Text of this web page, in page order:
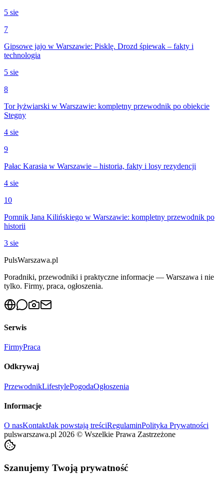
5 sie
7
Gipsowe jajo w Warszawie: Pisklę. Drozd śpiewak – fakty i
technologia
5 sie
8
Tor łyżwiarski w Warszawie: kompletny przewodnik po obiekcie
Stegny
4 sie
9
Pałac Karasia w Warszawie – historia, fakty i losy rezydencji
4 sie
10
Pomnik Jana Kilińskiego w Warszawie: kompletny przewodnik po
historii
3 sie
PulsWarszawa.pl
Poradniki, przewodniki i praktyczne informacje — Warszawa i nie
tylko. Firmy, praca, ogłoszenia.
Serwis
FirmyPraca
Odkrywaj
PrzewodnikLifestylePogodaOgłoszenia
Informacje
O nasKontaktJak powstają treściRegulaminPolityka Prywatności
pulswarszawa.pl 2026 © Wszelkie Prawa Zastrzeżone
Szanujemy Twoją prywatność